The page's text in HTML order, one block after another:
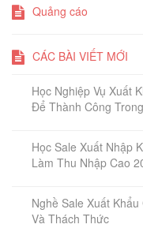
Quảng cáo
CÁC BÀI VIẾT MỚI
Học Nghiệp Vụ Xuất
Để Thành Công
Học Sale Xuất Nhập
Làm Thu Nhập Cao
Nghề Sale Xuất
Và Thách Thức